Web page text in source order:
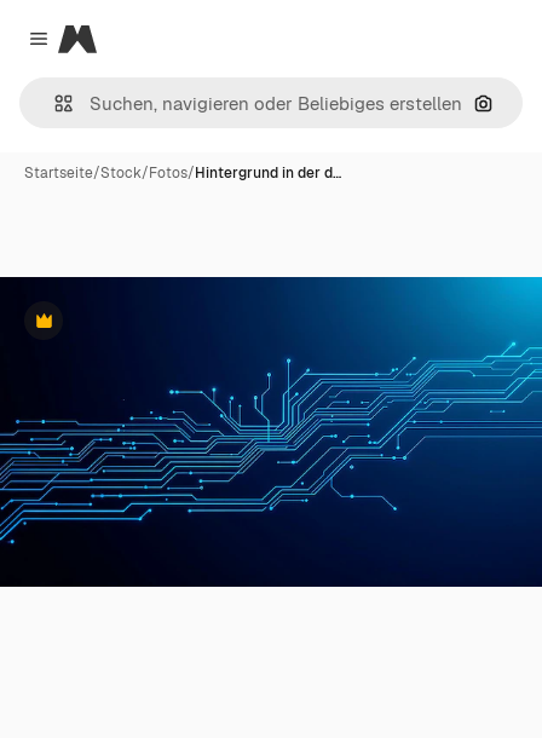
Close menu
Magnific
Nach
Startseite/Stock/Fotos/Hintergrund in der d…
Premium